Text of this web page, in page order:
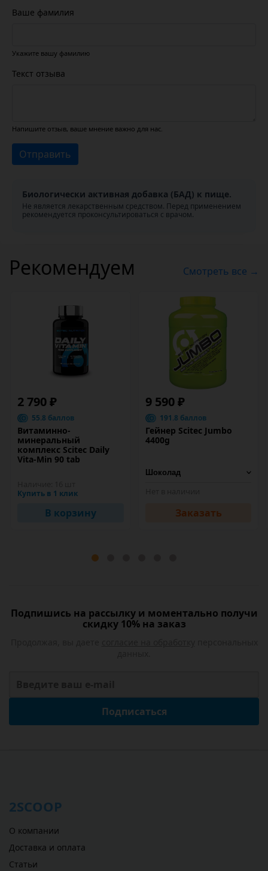
Ваше фамилия
Укажите вашу фамилию
Текст отзыва
Напишите отзыв, ваше мнение важно для нас.
Отправить
Биологически активная добавка (БАД) к пище.
Не является лекарственным средством. Перед применением
рекомендуется проконсультироваться с врачом.
Рекомендуем Смотреть все →
2 790 ₽
55.8 баллов
Витаминно-
минеральный
комплекс Scitec Daily
Vita-Min 90 tab
Купить в 1 клик
В корзину
9 590 ₽
191.8 баллов
Гейнер Scitec Jumbo
4400g
Заказать
Подпишись на рассылку и моментально получи
скидку 10% на заказ
Подписаться
2SCOOP
О компании
Доставка и оплата
Статьи